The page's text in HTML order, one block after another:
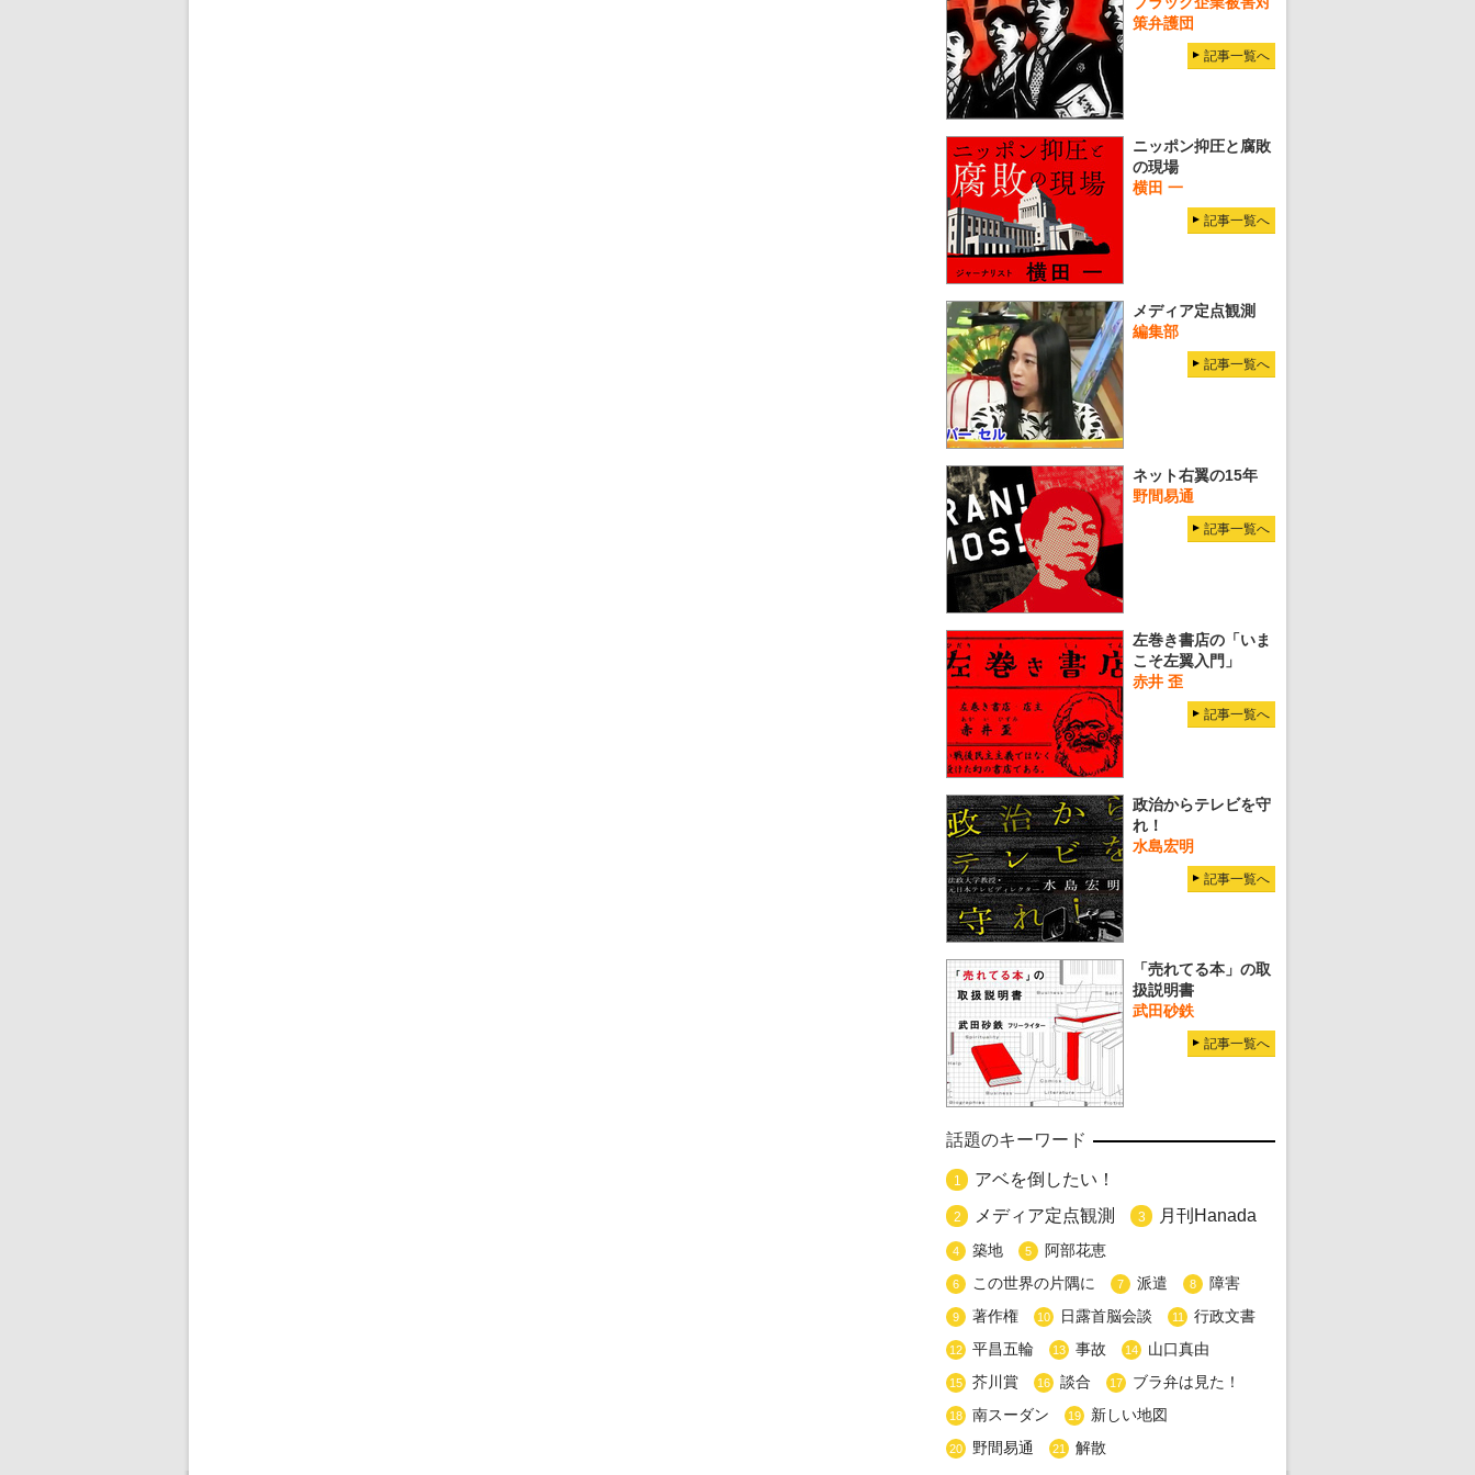
策弁護団
記事一覧へ
ニッポン抑圧と腐敗
の現場
横田 一
記事一覧へ
メディア定点観測
編集部
記事一覧へ
ネット右翼の15年
野間易通
記事一覧へ
左巻き書店の「いま
こそ左翼入門」
赤井 歪
記事一覧へ
政治からテレビを守
れ！
水島宏明
記事一覧へ
「売れてる本」の取
扱説明書
武田砂鉄
記事一覧へ
話題のキーワード
1 アベを倒したい！
2 メディア定点観測 3 月刊Hanada
4 築地 5 阿部花恵
6 この世界の片隅に 7 派遣 8 障害
9 著作権 10 日露首脳会談 11 行政文書
12 平昌五輪 13 事故 14 山口真由
15 芥川賞 16 談合 17 ブラ弁は見た！
18 南スーダン 19 新しい地図
20 野間易通 21 解散